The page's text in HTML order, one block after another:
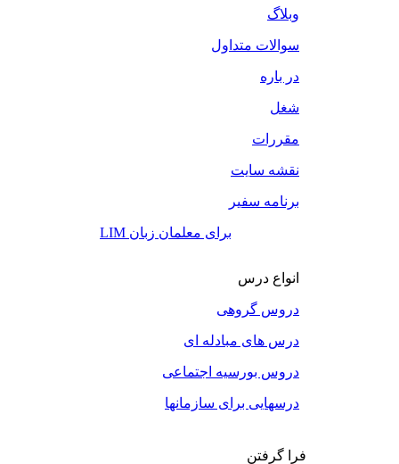
وبلاگ
سوالات متداول
در باره
شغل
مقررات
نقشه سایت
برنامه سفیر
LIM برای معلمان زبان
انواع درس
دروس گروهی
درس های مبادله ای
دروس بورسیه اجتماعی
درسهایی برای سازمانها
فرا گرفتن